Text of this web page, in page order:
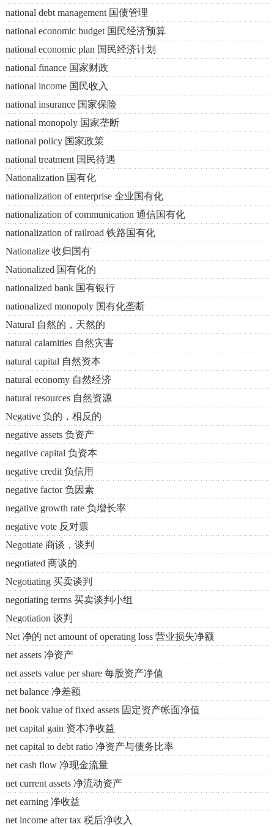
national debt management 国债管理
national economic budget 国民经济预算
national economic plan 国民经济计划
national finance 国家财政
national income 国民收入
national insurance 国家保险
national monopoly 国家垄断
national policy 国家政策
national treatment 国民待遇
Nationalization 国有化
nationalization of enterprise 企业国有化
nationalization of communication 通信国有化
nationalization of railroad 铁路国有化
Nationalize 收归国有
Nationalized 国有化的
nationalized bank 国有银行
nationalized monopoly 国有化垄断
Natural 自然的，天然的
natural calamities 自然灾害
natural capital 自然资本
natural economy 自然经济
natural resources 自然资源
Negative 负的，相反的
negative assets 负资产
negative capital 负资本
negative credit 负信用
negative factor 负因素
negative growth rate 负增长率
negative vote 反对票
Negotiate 商谈，谈判
negotiated 商谈的
Negotiating 买卖谈判
negotiating terms 买卖谈判小组
Negotiation 谈判
Net 净的 net amount of operating loss 营业损失净额
net assets 净资产
net assets value per share 每股资产净值
net balance 净差额
net book value of fixed assets 固定资产帐面净值
net capital gain 资本净收益
net capital to debt ratio 净资产与债务比率
net cash flow 净现金流量
net current assets 净流动资产
net earning 净收益
net income after tax 税后净收入